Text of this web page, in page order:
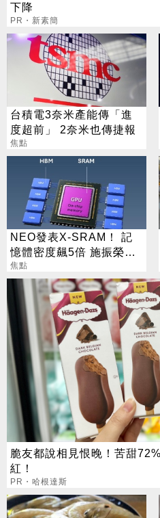
下降
PR・新素簡
台積電3奈米產能傳「進
度超前」 2奈米也傳捷報
焦點
NEO發表X-SRAM！ 記
憶體密度飆5倍 施振榮：
半導體迎新革命
焦點
脆友都說相見恨晚！苦甜
紅！
PR・哈根達斯